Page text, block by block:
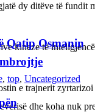
dy ditëve të fundit
dhe koha nuk
kineze të
, top, Uncategorized
Qatip Osmanin
e trajnerit